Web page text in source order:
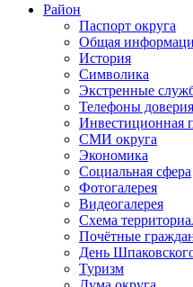
Район
Паспорт округа
Общая
История
Символика
Экстренные
Телефоны доверия
Инвестиционная
СМИ округа
Экономика
Социальная сфера
Фотогалерея
Видеогалерея
Схема
Почётные
День
Туризм